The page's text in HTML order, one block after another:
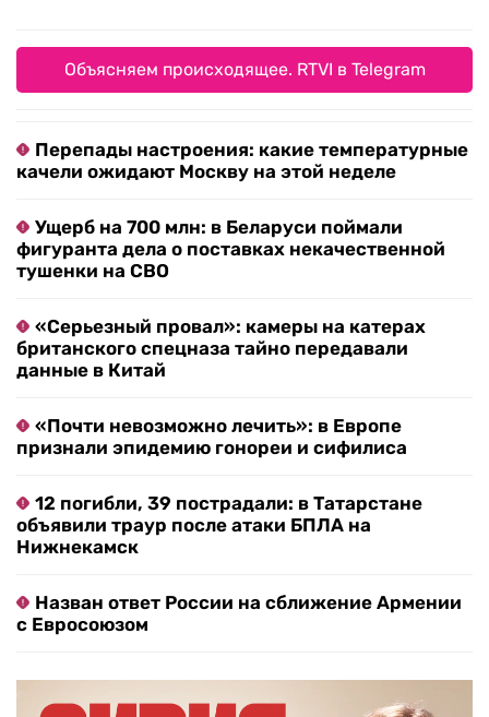
Объясняем происходящее. RTVI в Telegram
Перепады настроения: какие температурные
качели ожидают Москву на этой неделе
Ущерб на 700 млн: в Беларуси поймали
фигуранта дела о поставках некачественной
тушенки на СВО
«Серьезный провал»: камеры на катерах
британского спецназа тайно передавали
данные в Китай
«Почти невозможно лечить»: в Европе
признали эпидемию гонореи и сифилиса
12 погибли, 39 пострадали: в Татарстане
объявили траур после атаки БПЛА на
Нижнекамск
Назван ответ России на сближение Армении
с Евросоюзом